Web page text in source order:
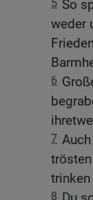
5 So
weder
6
7
8